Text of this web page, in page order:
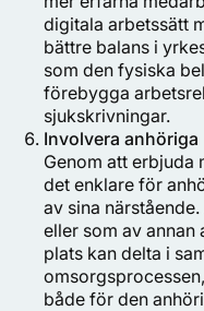
digitala arbetssätt
bättre balans i
som den fysiska
förebygga
sjukskrivningar.
Involvera anhöriga
Genom att erbjuda
det enklare för
av sina
eller som av annan
plats kan delta i
både för den